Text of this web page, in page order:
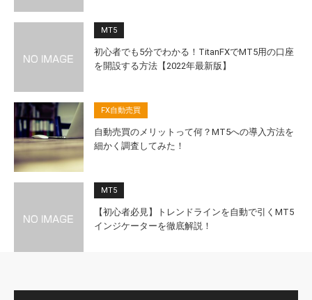
MT5
初心者でも5分でわかる！TitanFXでMT5用の口座
を開設する方法【2022年最新版】
FX自動売買
自動売買のメリットって何？MT5への導入方法を
細かく調査してみた！
MT5
【初心者必見】トレンドラインを自動で引くMT5
インジケーターを徹底解説！